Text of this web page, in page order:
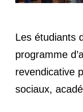
Les étudiants
programme
revendicative
sociaux,